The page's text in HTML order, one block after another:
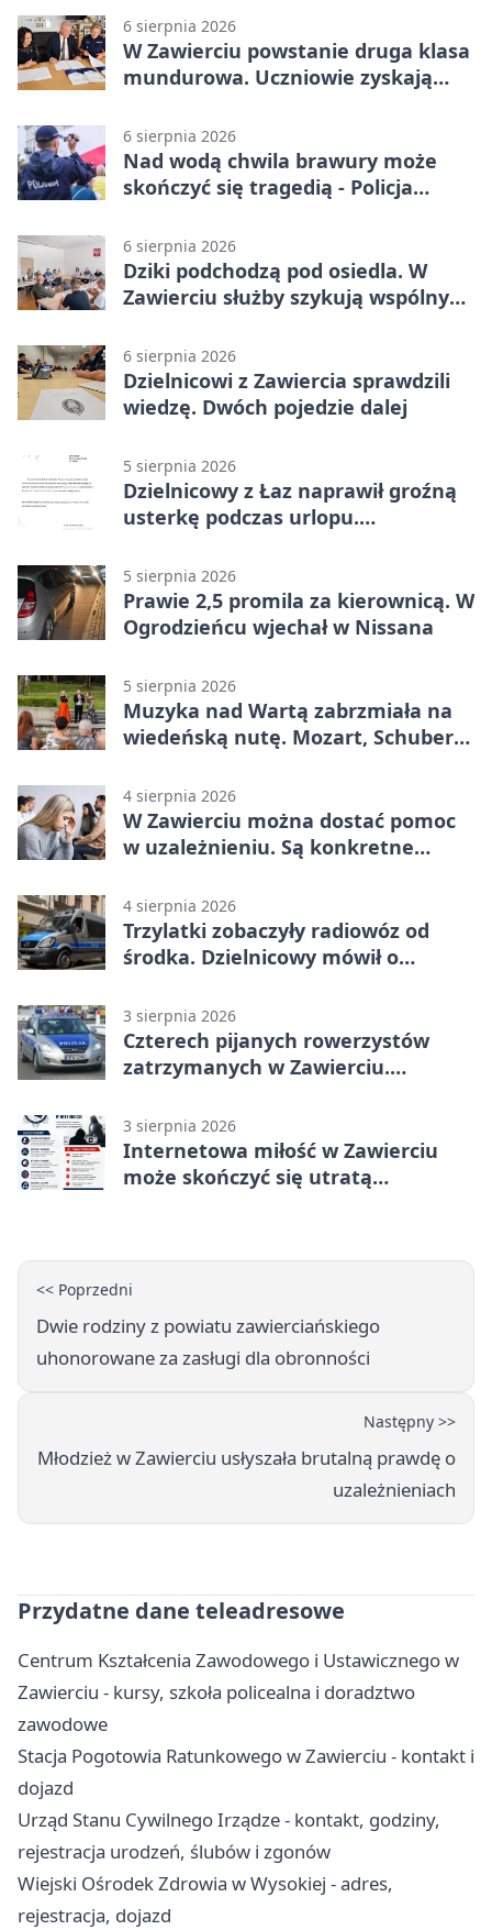
6 sierpnia 2026
W Zawierciu powstanie druga klasa
mundurowa. Uczniowie zyskają
6 sierpnia 2026
Nad wodą chwila brawury może
skończyć się tragedią - Policja
6 sierpnia 2026
Dziki podchodzą pod osiedla. W
Zawierciu służby szykują wspólny
6 sierpnia 2026
Dzielnicowi z Zawiercia sprawdzili
wiedzę. Dwóch pojedzie dalej
5 sierpnia 2026
Dzielnicowy z Łaz naprawił groźną
usterkę podczas urlopu.
5 sierpnia 2026
Prawie 2,5 promila za kierownicą. W
Ogrodzieńcu wjechał w Nissana
5 sierpnia 2026
Muzyka nad Wartą zabrzmiała na
wiedeńską nutę. Mozart, Schubert i
4 sierpnia 2026
W Zawierciu można dostać pomoc
w uzależnieniu. Są konkretne
4 sierpnia 2026
Trzylatki zobaczyły radiowóz od
środka. Dzielnicowy mówił o
3 sierpnia 2026
Czterech pijanych rowerzystów
zatrzymanych w Zawierciu.
3 sierpnia 2026
Internetowa miłość w Zawierciu
może skończyć się utratą
<< Poprzedni
Dwie rodziny z powiatu zawierciańskiego
uhonorowane za zasługi dla obronności
Następny >>
Młodzież w Zawierciu usłyszała brutalną prawdę o
uzależnieniach
Przydatne dane teleadresowe
Centrum Kształcenia Zawodowego i Ustawicznego w
Zawierciu - kursy, szkoła policealna i doradztwo
zawodowe
Stacja Pogotowia Ratunkowego w Zawierciu - kontakt i
dojazd
Urząd Stanu Cywilnego Irządze - kontakt, godziny,
rejestracja urodzeń, ślubów i zgonów
Wiejski Ośrodek Zdrowia w Wysokiej - adres,
rejestracja, dojazd